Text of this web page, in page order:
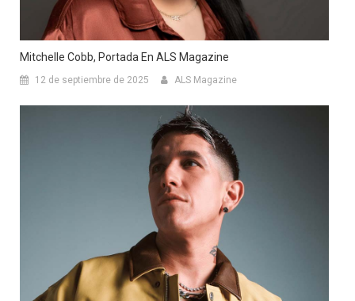
Mitchelle Cobb, Portada En ALS Magazine
12 de septiembre de 2025 ALS Magazine